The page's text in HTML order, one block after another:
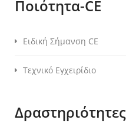
Ποιότητα-CE
Ειδική Σήμανση CE
Τεχνικό Εγχειρίδιο
Δραστηριότητες